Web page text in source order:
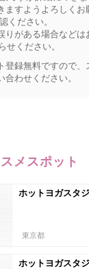
ますようよろしく
ください。
りがある場合などは
せください。
登録無料ですので、
わせください。
メスポット
ホットヨガスタ
東京都
ホットヨガスタ